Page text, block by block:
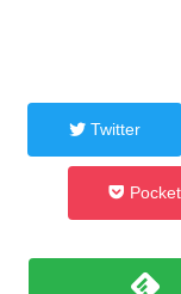
Twitter
Pocket